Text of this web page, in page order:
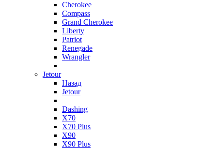
Cherokee
Compass
Grand Cherokee
Liberty
Patriot
Renegade
Wrangler
Jetour
Назад
Jetour
Dashing
X70
X70 Plus
X90
X90 Plus